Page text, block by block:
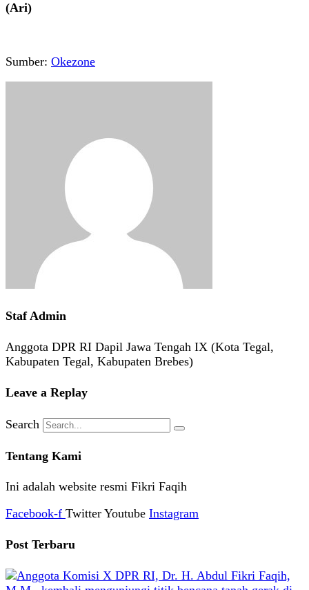
(Ari)
Sumber: Okezone
Staf Admin
Anggota DPR RI Dapil Jawa Tengah IX (Kota Tegal,
Kabupaten Tegal, Kabupaten Brebes)
Leave a Replay
Search
Tentang Kami
Ini adalah website resmi Fikri Faqih
Facebook-f Twitter Youtube Instagram
Post Terbaru